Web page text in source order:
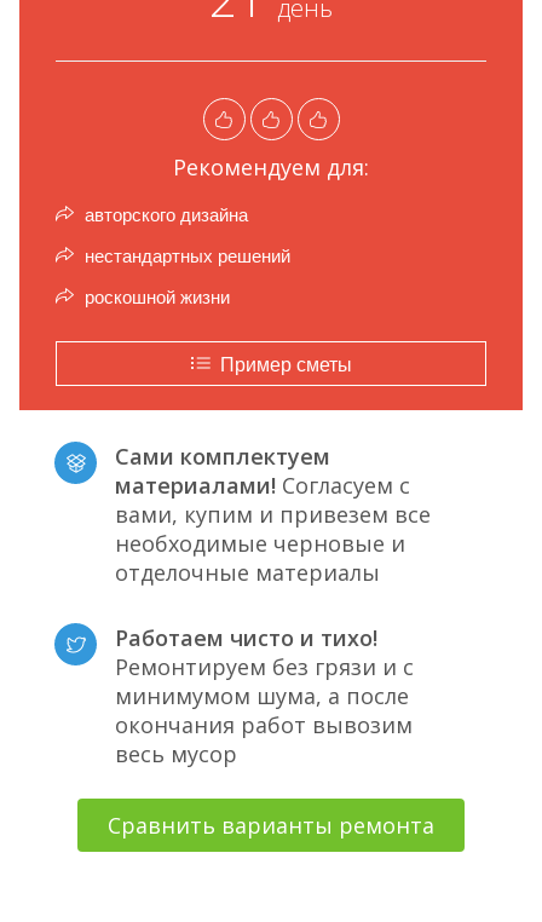
день
Рекомендуем для:
авторского дизайна
нестандартных решений
роскошной жизни
Пример сметы
Сами комплектуем
материалами! Согласуем с
вами, купим и привезем все
необходимые черновые и
отделочные материалы
Работаем чисто и тихо!
Ремонтируем без грязи и с
минимумом шума, а после
окончания работ вывозим
весь мусор
Сравнить варианты ремонта